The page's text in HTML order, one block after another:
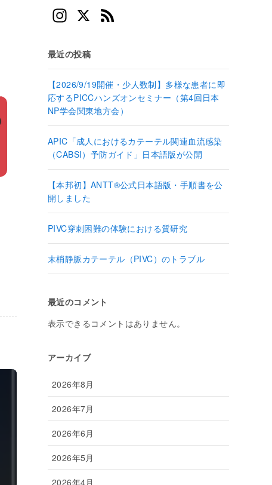
In
a
gr
a
m
X
d
最近の投稿
【2026/9/19開催・少人数制】多様な患者に即
応するPICCハンズオンセミナー（第4回日本
NP学会関東地方会）
APIC「成人におけるカテーテル関連血流感染
（CABSI）予防ガイド」日本語版が公開
【本邦初】ANTT®公式日本語版・手順書を公
開しました
PIVC穿刺困難の体験における質研究
末梢静脈カテーテル（PIVC）のトラブル
最近のコメント
表示できるコメントはありません。
アーカイブ
2026年8月
2026年7月
2026年6月
2026年5月
2026年4月